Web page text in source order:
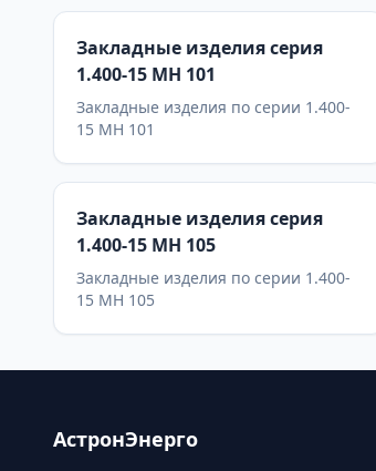
Закладные изделия серия
1.400-15 МН 101
Закладные изделия по серии 1.400-
15 МН 101
Закладные изделия серия
1.400-15 МН 105
Закладные изделия по серии 1.400-
15 МН 105
АстронЭнерго